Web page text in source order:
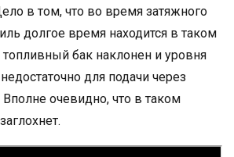
в том, что во время затяжного
долгое время находится в таком
бак наклонен и уровня
для подачи через
очевидно, что в таком